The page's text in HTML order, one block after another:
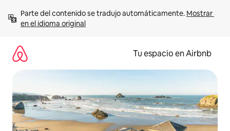
contenido
Parte del contenido se tradujo automáticamente. Mostrar
en el idioma original
Tu espacio en Airbnb